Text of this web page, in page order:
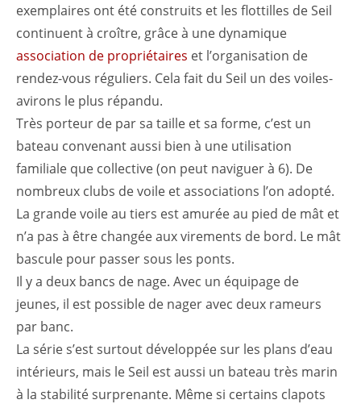
exemplaires ont été construits et les flottilles de Seil
continuent à croître, grâce à une dynamique
association de propriétaires et l’organisation de
rendez-vous réguliers. Cela fait du Seil un des voiles-
avirons le plus répandu.
Très porteur de par sa taille et sa forme, c’est un
bateau convenant aussi bien à une utilisation
familiale que collective (on peut naviguer à 6). De
nombreux clubs de voile et associations l’on adopté.
La grande voile au tiers est amurée au pied de mât et
n’a pas à être changée aux virements de bord. Le mât
bascule pour passer sous les ponts.
Il y a deux bancs de nage. Avec un équipage de
jeunes, il est possible de nager avec deux rameurs
par banc.
La série s’est surtout développée sur les plans d’eau
intérieurs, mais le Seil est aussi un bateau très marin
à la stabilité surprenante. Même si certains clapots